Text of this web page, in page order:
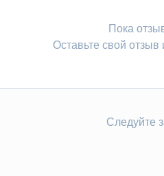
Пока
Оставьте свой отзыв
Следуйте